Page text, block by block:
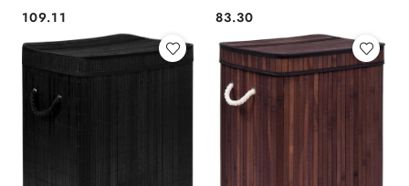
Cena:
109.11 Cena:
83.30